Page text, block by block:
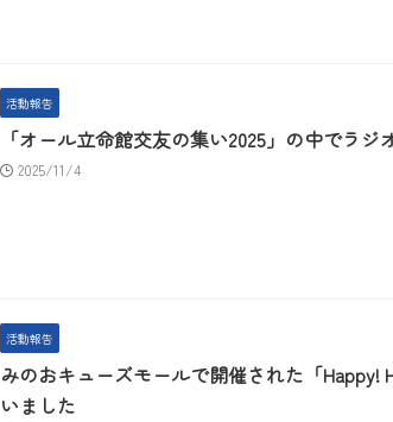
活動報告
「オール立命館交友の集い2025」の中でラ
2025/11/4
活動報告
みのおキューズモールで開催された「Happy!
いました